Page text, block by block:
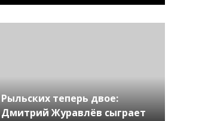
Рыльских теперь двое:
Дмитрий Журавлёв сыграет